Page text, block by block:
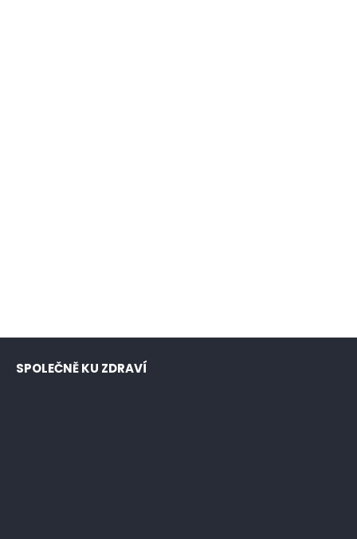
SPOLEČNĚ KU ZDRAVÍ